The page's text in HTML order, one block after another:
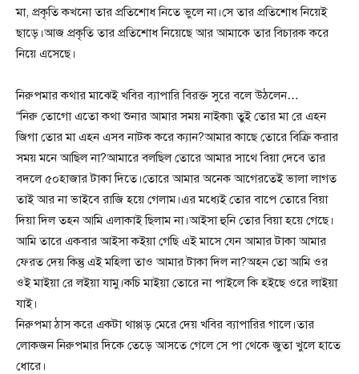
মা, প্রকৃতি কখনো তার প্রতিশোধ নিতে ভুলে না।সে তার প্রতিশোধ নিয়েই
ছাড়ে।আজ প্রকৃতি তার প্রতিশোধ নিয়েছে আর আমাকে তার বিচারক করে
নিয়ে এসেছে।
নিরুপমার কথার মাঝেই খবির ব্যাপারি বিরক্ত সুরে বলে উঠলেন…
“নিরু তোগো এতো কথা শুনার আমার সময় নাইকা৷তুই তোর মা রে এহন
জিগা তোর মা এহন এসব নাটক করে ক্যান?আমার কাছে তোরে বিক্রি করার
সময় মনে আছিল না?আমারে বলছিল তোরে আমার সাথে বিয়া দেবে তার
বদলে ৫০হাজার টাকা দিতে।তোরে আমার অনেক আগেরতেই ভালা লাগত
তাই আর না ভাইবে রাজি হয়ে গেলাম।এর মধ্যেই তোর বাপে তোরে বিয়া
দিয়া দিল তহন আমি এলাকাই ছিলাম না।আইসা হুনি তোর বিয়া হয়ে গেছে।
আমি তারে একবার আইসা কইয়া গেছি এই মাসে যেন আমার টাকা আমার
ফেরত দেয় কিন্তু এই মহিলা তাও আমার টাকা দিল না?অহন তো আমি ওর
ওই মাইয়া রে লইয়া যামু।কচি মাইয়া তোরে না পাইলে কি হইছে ওরে লাইয়া
যাই।
নিরুপমা ঠাস করে একটা থাপ্পড় মেরে দেয় খবির ব্যাপারির গালে।তার
লোকজন নিরুপমার দিকে তেড়ে আসতে গেলে সে পা থেকে জুতা খুলে হাতে
ধোরে।